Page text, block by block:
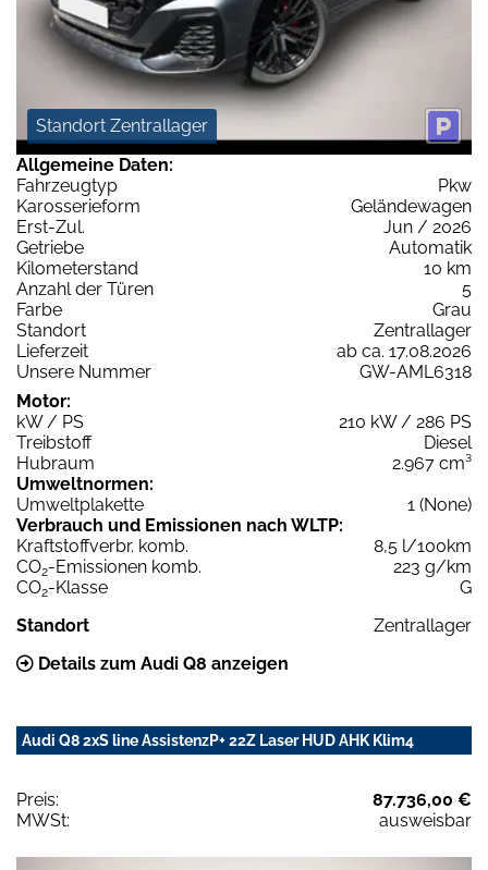
Standort Zentrallager
Allgemeine Daten:
Fahrzeugtyp
Pkw
Karosserieform
Geländewagen
Erst-Zul.
Jun / 2026
Getriebe
Automatik
Kilometerstand
10 km
Anzahl der Türen
5
Farbe
Grau
Standort
Zentrallager
Lieferzeit
ab ca. 17.08.2026
Unsere Nummer
GW-AML6318
Motor:
kW / PS
210 kW / 286 PS
Treibstoff
Diesel
Hubraum
2.967 cm³
Umweltnormen:
Umweltplakette
1 (None)
Verbrauch und Emissionen nach WLTP:
Kraftstoffverbr. komb.
8,5 l/100km
CO2-Emissionen komb.
223 g/km
CO2-Klasse
G
Standort
Zentrallager
Details zum Audi Q8 anzeigen
Audi Q8 2xS line AssistenzP+ 22Z Laser HUD AHK Klim4
Preis:
87.736,00 €
MWSt:
ausweisbar